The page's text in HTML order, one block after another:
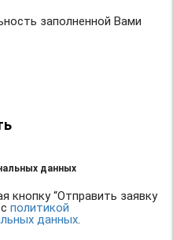
заполненной Вами
данных
кнопку “Отправить заявку
политикой
данных.